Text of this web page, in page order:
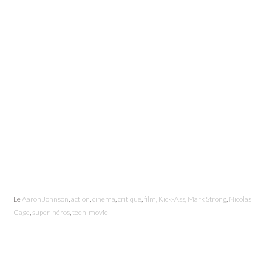
Le Aaron Johnson ,action ,cinéma ,critique film Kick-Ass Mark Strong Nicolas
Cage super-héros teen-movie